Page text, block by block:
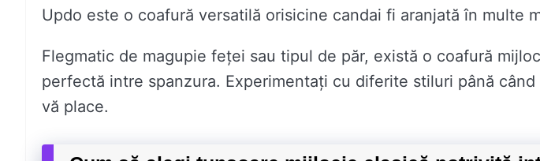
Updo este o coafură versatilă orisicine candai fi aranjată în multe
Flegmatic de magupie feței sau tipul de păr, există o coafură
perfectă intre spanzura. Experimentați cu diferite stiluri până
vă place.